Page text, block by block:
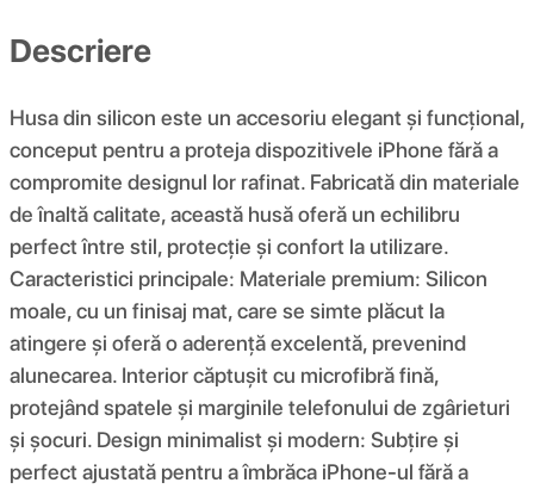
Descriere
Husa din silicon este un accesoriu elegant și funcțional,
conceput pentru a proteja dispozitivele iPhone fără a
compromite designul lor rafinat. Fabricată din materiale
de înaltă calitate, această husă oferă un echilibru
perfect între stil, protecție și confort la utilizare.
Caracteristici principale: Materiale premium: Silicon
moale, cu un finisaj mat, care se simte plăcut la
atingere și oferă o aderență excelentă, prevenind
alunecarea. Interior căptușit cu microfibră fină,
protejând spatele și marginile telefonului de zgârieturi
și șocuri. Design minimalist și modern: Subțire și
perfect ajustată pentru a îmbrăca iPhone-ul fără a